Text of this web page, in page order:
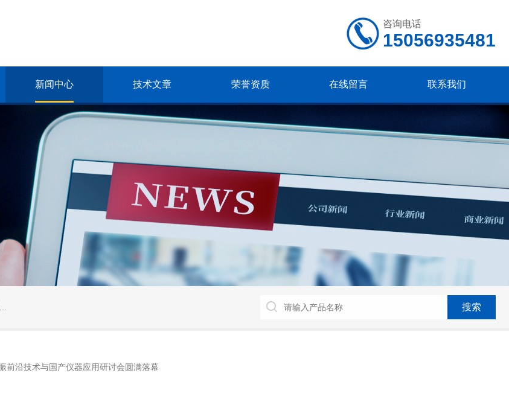
咨询电话
15056935481
新闻中心 技术文章 荣誉资质 在线留言 联系我们
前沿技术与国产仪器应用研讨会圆满落幕